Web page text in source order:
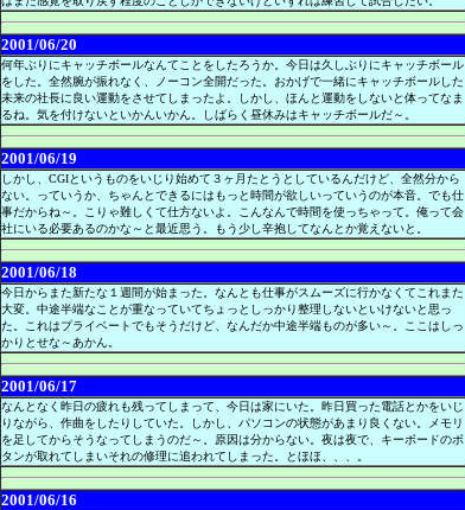
2001/06/20
何年ぶりにキャッチボールなんてことをしたろうか。今日は久しぶりにキャッチボール
をした。全然腕が振れなく、ノーコン全開だった。おかげで一緒にキャッチボールした
未来の社長に良い運動をさせてしまったよ。しかし、ほんと運動をしないと体ってなま
るね。気を付けないといかんいかん。しばらく昼休みはキャッチボールだ～。
2001/06/19
しかし、CGIというものをいじり始めて３ヶ月たとうとしているんだけど、全然分から
ない。っていうか、ちゃんとできるにはもっと時間が欲しいっていうのが本音。でも仕
事だからね～。こりゃ難しくて仕方ないよ。こんなんで時間を使っちゃって。俺って会
社にいる必要あるのかな～と最近思う。もう少し辛抱してなんとか覚えないと。
2001/06/18
今日からまた新たな１週間が始まった。なんとも仕事がスムーズに行かなくてこれまた
大変。中途半端なことが重なっていてちょっとしっかり整理しないといけないと思っ
た。これはプライベートでもそうだけど、なんだか中途半端ものが多い～。ここはしっ
かりとせな～あかん。
2001/06/17
なんとなく昨日の疲れも残ってしまって、今日は家にいた。昨日買った電話とかをいじ
りながら、作曲をしたりしていた。しかし、パソコンの状態があまり良くない。メモリ
を足してからそうなってしまうのだ～。原因は分からない。夜は夜で、キーボードのボ
タンが取れてしまいそれの修理に追われてしまった。とほほ、、、。
2001/06/16